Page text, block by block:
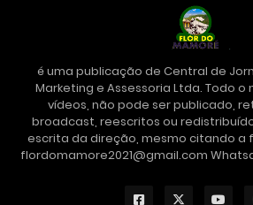
é uma publicação de Central de
Marketing e Assessoria Ltda. Todo o
vídeos, não pode ser publicado,
broadcast, reescritos ou
escrita da direção, mesmo citando a
flordomamore2021@gmail.com